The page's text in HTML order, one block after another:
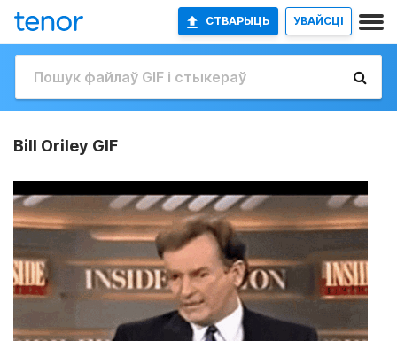
СТВАРЫЦЬ УВАЙСЦІ
Bill Oriley GIF